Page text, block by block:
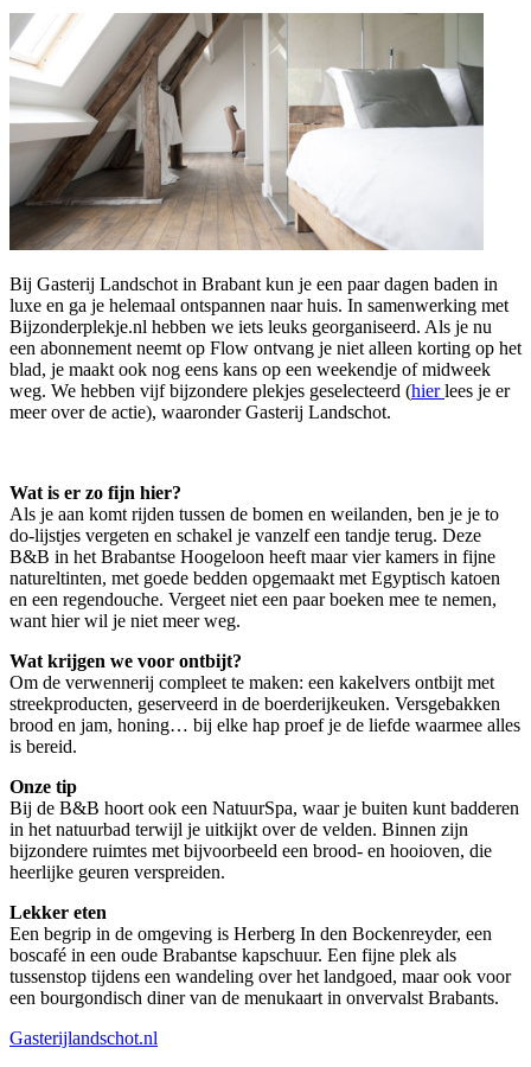
Bij Gasterij Landschot in Brabant kun je een paar dagen baden in
luxe en ga je helemaal ontspannen naar huis. In samenwerking met
Bijzonderplekje.nl hebben we iets leuks georganiseerd. Als je nu
een abonnement neemt op Flow ontvang je niet alleen korting op het
blad, je maakt ook nog eens kans op een weekendje of midweek
weg. We hebben vijf bijzondere plekjes geselecteerd (hierlees je er
meer over de actie), waaronder Gasterij Landschot.
Wat is er zo fijn hier?
Als je aan komt rijden tussen de bomen en weilanden, ben je je to
do-lijstjes vergeten en schakel je vanzelf een tandje terug. Deze
B&B in het Brabantse Hoogeloon heeft maar vier kamers in fijne
natureltinten, met goede bedden opgemaakt met Egyptisch katoen
en een regendouche. Vergeet niet een paar boeken mee te nemen,
want hier wil je niet meer weg.
Wat krijgen we voor ontbijt?
Om de verwennerij compleet te maken: een kakelvers ontbijt met
streekproducten, geserveerd in de boerderijkeuken. Versgebakken
brood en jam, honing… bij elke hap proef je de liefde waarmee alles
is bereid.
Onze tip
Bij de B&B hoort ook een NatuurSpa, waar je buiten kunt badderen
in het natuurbad terwijl je uitkijkt over de velden. Binnen zijn
bijzondere ruimtes met bijvoorbeeld een brood- en hooioven, die
heerlijke geuren verspreiden.
Lekker eten
Een begrip in de omgeving is Herberg In den Bockenreyder, een
boscafé in een oude Brabantse kapschuur. Een fijne plek als
tussenstop tijdens een wandeling over het landgoed, maar ook voor
een bourgondisch diner van de menukaart in onvervalst Brabants.
Gasterijlandschot.nl